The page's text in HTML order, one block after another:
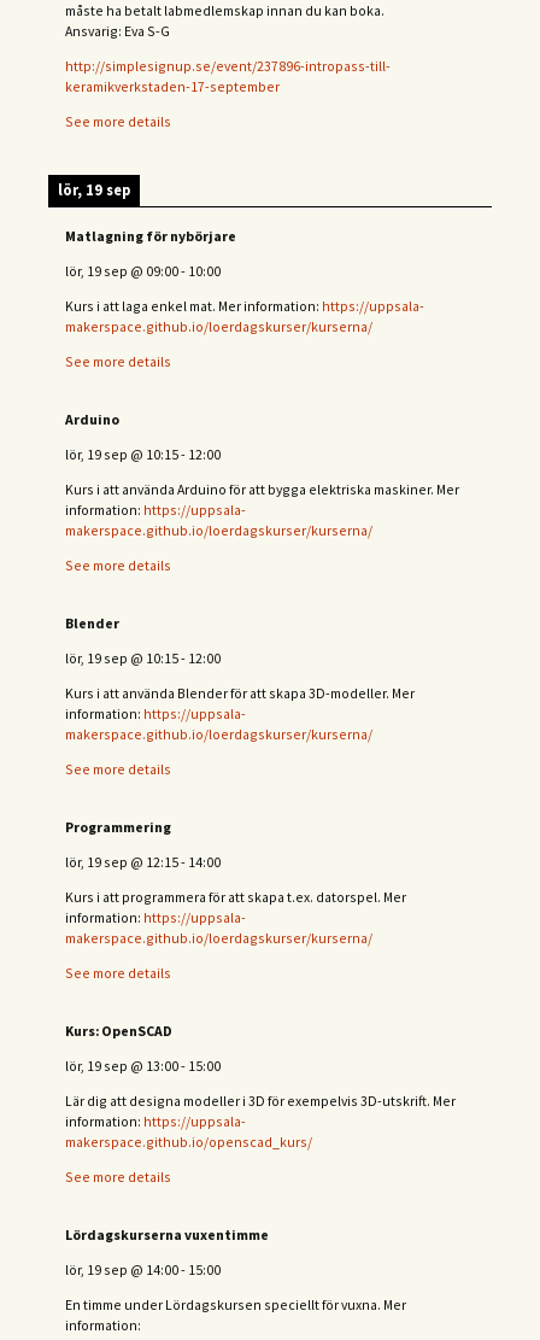
måste ha betalt labmedlemskap innan du kan boka.
Ansvarig: Eva S-G
http://simplesignup.se/event/237896-intropass-till-
keramikverkstaden-17-september
See more details
lör, 19 sep
Matlagning för nybörjare
lör, 19 sep @ 09:00- 10:00
Kurs i att laga enkel mat. Mer information: https://uppsala-
makerspace.github.io/loerdagskurser/kurserna/
See more details
Arduino
lör, 19 sep @ 10:15- 12:00
Kurs i att använda Arduino för att bygga elektriska maskiner. Mer
information: https://uppsala-
makerspace.github.io/loerdagskurser/kurserna/
See more details
Blender
lör, 19 sep @ 10:15- 12:00
Kurs i att använda Blender för att skapa 3D-modeller. Mer
information: https://uppsala-
makerspace.github.io/loerdagskurser/kurserna/
See more details
Programmering
lör, 19 sep @ 12:15- 14:00
Kurs i att programmera för att skapa t.ex. datorspel. Mer
information: https://uppsala-
makerspace.github.io/loerdagskurser/kurserna/
See more details
Kurs: OpenSCAD
lör, 19 sep @ 13:00- 15:00
Lär dig att designa modeller i 3D för exempelvis 3D-utskrift. Mer
information: https://uppsala-
makerspace.github.io/openscad_kurs/
See more details
Lördagskurserna vuxentimme
lör, 19 sep @ 14:00- 15:00
En timme under Lördagskursen speciellt för vuxna. Mer
information: